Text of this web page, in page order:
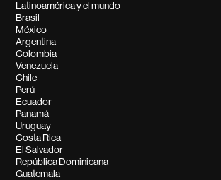
Latinoamérica y el mundo
Brasil
México
Argentina
Colombia
Venezuela
Chile
Perú
Ecuador
Panamá
Uruguay
Costa Rica
El Salvador
República Dominicana
Guatemala